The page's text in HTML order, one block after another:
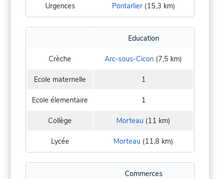
Urgences Pontarlier(15,3 km)
Education
Crèche Arc-sous-Cicon (7,5 km)
Ecole maternelle 1
Ecole élementaire 1
Collège Morteau (11 km)
Lycée Morteau (11,8 km)
Commerces